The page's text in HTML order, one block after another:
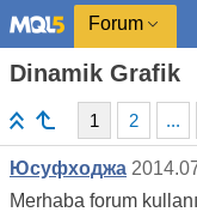
Forum
Dinamik Grafik
1 2 ...
Юсуфходжа
Merhaba forum